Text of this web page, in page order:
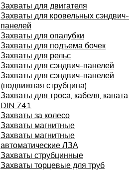
Захваты для двигателя
Захваты для кровельных сэндвич-
панелей
Захваты для опалубки
Захваты для подъема бочек
Захваты для рельс
Захваты для сэндвич-панелей
Захваты для сэндвич-панелей
(подвижная струбцина)
Захваты для троса, кабеля, каната
DIN 741
Захваты за колесо
Захваты магнитные
Захваты магнитные
автоматические ЛЗА
Захваты струбцинные
Захваты торцевые для труб